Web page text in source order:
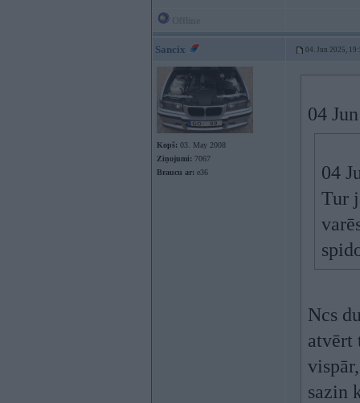
Sancix 04. Jun 2025,
Kopš: 03. May 2008
Ziņojumi: 7067
Braucu ar: e36
04
04
Tur
Ncs
atvērt
sazin